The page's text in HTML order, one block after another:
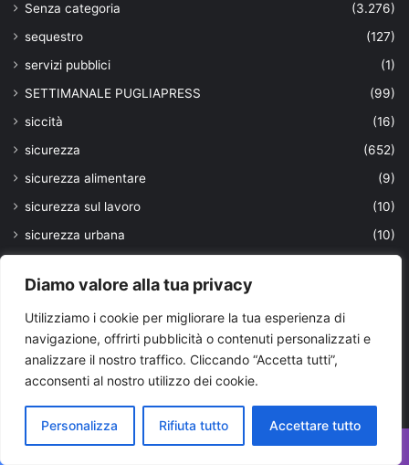
Diamo valore alla tua privacy
Utilizziamo i cookie per migliorare la tua esperienza di
navigazione, offrirti pubblicità o contenuti personalizzati e
analizzare il nostro traffico. Cliccando “Accetta tutti”,
acconsenti al nostro utilizzo dei cookie.
Personalizza Rifiuta tutto Accettare tutto
Senza categoria
(3.276)
sequestro
(127)
servizi pubblici
(1)
SETTIMANALE PUGLIAPRESS
(99)
siccità
(16)
sicurezza
(652)
sicurezza alimentare
(9)
sicurezza sul lavoro
(10)
sicurezza urbana
(10)
social media
sociale
società
sostenibilità
spaccio
(29)
Speciale G7 Puglia